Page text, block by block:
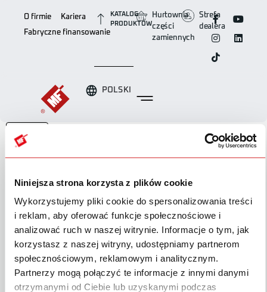
Niniejsza strona korzysta z plików cookie
Wykorzystujemy pliki cookie do spersonalizowania treści
i reklam, aby oferować funkcje społecznościowe i
analizować ruch w naszej witrynie. Informacje o tym, jak
korzystasz z naszej witryny, udostępniamy partnerom
społecznościowym, reklamowym i analitycznym.
Partnerzy mogą połączyć te informacje z innymi danymi
otrzymanymi od Ciebie lub uzyskanymi podczas
O firmie
Kariera
Fabryczne finansowanie
KATALOG
PRODUKTÓW
Hurtownia
części
zamiennych
Strefa
dealera
POLSKI
Liczba plików
Data utworzenia
Ostatnia aktualizacja